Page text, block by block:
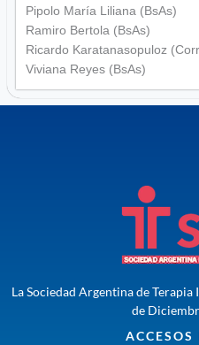
Pipolo María Liliana (BsAs)
Ramiro Bertola (BsAs)
Ricardo Karatanasopuloz
Viviana Reyes (BsAs)
La Sociedad Argentina de
de
ACCESOS